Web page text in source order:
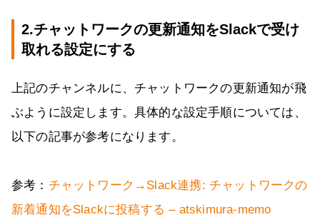
2.チャットワークの更新通知をSlackで受け
取れる設定にする
上記のチャンネルに、チャットワークの更新通知が飛
ぶように設定します。具体的な設定手順については、
以下の記事が参考になります。
参考： チャットワーク→Slack連携: チャットワークの
新着通知をSlackに投稿する – atskimura-memo